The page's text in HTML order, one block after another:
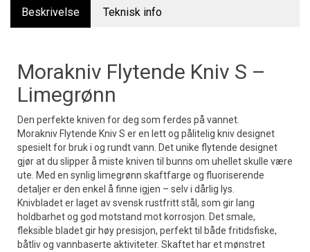
Beskrivelse Teknisk info
Morakniv Flytende Kniv S –
Limegrønn
Den perfekte kniven for deg som ferdes på vannet.
Morakniv Flytende Kniv S er en lett og pålitelig kniv designet
spesielt for bruk i og rundt vann. Det unike flytende designet
gjør at du slipper å miste kniven til bunns om uhellet skulle være
ute. Med en synlig limegrønn skaftfarge og fluoriserende
detaljer er den enkel å finne igjen – selv i dårlig lys.
Knivbladet er laget av svensk rustfritt stål, som gir lang
holdbarhet og god motstand mot korrosjon. Det smale,
fleksible bladet gir høy presisjon, perfekt til både fritidsfiske,
båtliv og vannbaserte aktiviteter. Skaftet har et mønstret